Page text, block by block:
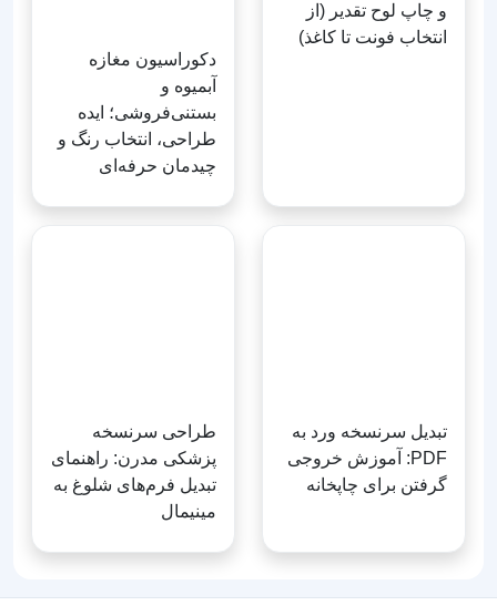
و چاپ لوح تقدیر (از
انتخاب فونت تا کاغذ)
طراحی، انتخاب رنگ و
چیدمان حرفه‌ای